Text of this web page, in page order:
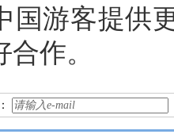
国游客提供
作。